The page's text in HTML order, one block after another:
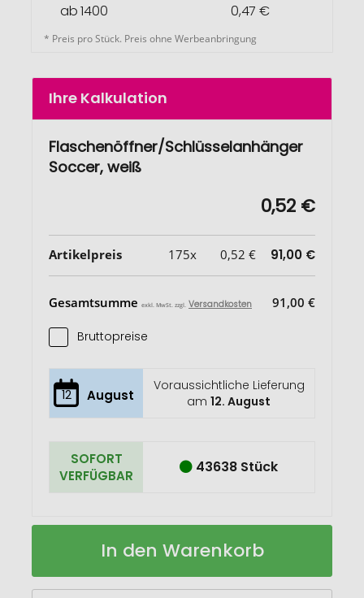
ab 1400
0,47 €
* Preis pro Stück. Preis ohne Werbeanbringung
Ihre Kalkulation
Flaschenöffner/Schlüsselanhänger
Soccer, weiß
0,52 €
Artikelpreis 175x 0,52 € 91,00 €
Gesamtsumme exkl. MwSt. zzgl. Versandkosten 91,00 €
Bruttopreise
12 August
Voraussichtliche Lieferung
am12. August
SOFORT
VERFÜGBAR
43638 Stück
Flaschenöffner/Schlüsselanhänger
Auf
In den Warenkorb